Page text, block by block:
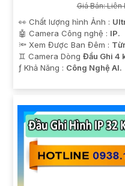
Giá Bán: Liên
👀 Chất lượng hình Ảnh :
🤖️ Camera Công nghệ : IP.
🔦 Xem Được Ban Đêm :
♊ Camera Dòng Đầu Ghi 4
️ƒ Khả Năng : Công Nghệ AI.